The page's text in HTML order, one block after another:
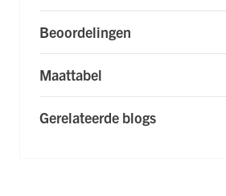
Beoordelingen
Maattabel
Gerelateerde blogs